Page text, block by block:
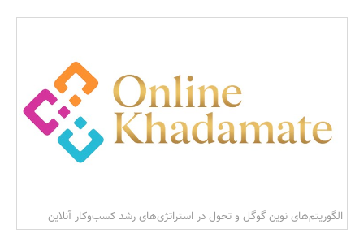
بانک، بیمه و سرمایه
مسکن و ساختمان
الگوریتم‌های نوین گوگل و تحول در استراتژی‌های رشد کسب‌وکار آنلاین